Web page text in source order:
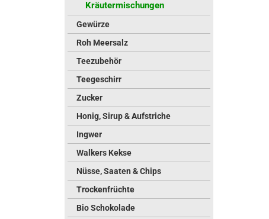
Kräutermischungen
Gewürze
Roh Meersalz
Teezubehör
Teegeschirr
Zucker
Honig, Sirup & Aufstriche
Ingwer
Walkers Kekse
Nüsse, Saaten & Chips
Trockenfrüchte
Bio Schokolade